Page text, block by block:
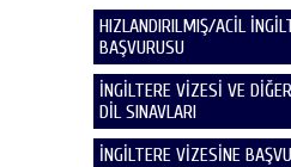
HIZLANDIRILMIŞ/ACİL
BAŞVURUSU
İNGİLTERE VİZESİ VE
DİL SINAVLARI
İNGİLTERE VİZESİNE